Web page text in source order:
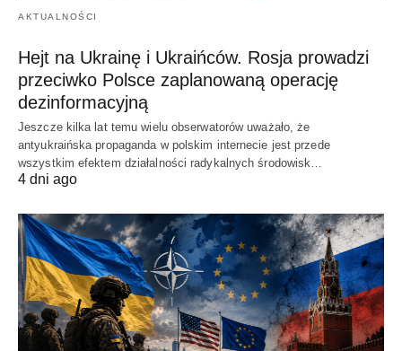
AKTUALNOŚCI
Hejt na Ukrainę i Ukraińców. Rosja prowadzi
przeciwko Polsce zaplanowaną operację
dezinformacyjną
Jeszcze kilka lat temu wielu obserwatorów uważało, że
antyukraińska propaganda w polskim internecie jest przede
wszystkim efektem działalności radykalnych środowisk…
4 dni ago